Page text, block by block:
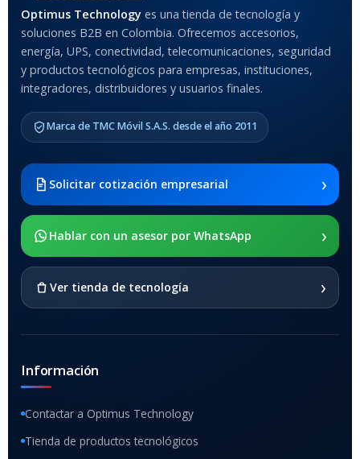
Anti-Shock
MODELO DE TABLETS
COMPATIBLES
2021 SM-x200 / Samsung
Galaxy Tab A8 10.5 2021 SM-
x205
SOPORTE DE APOYO
Optimus Technology es una tienda de tecnología y
soluciones B2B en Colombia. Ofrecemos accesorios,
energía, UPS, conectividad, telecomunicaciones, seguridad
y productos tecnológicos para empresas, instituciones,
integradores, distribuidores y usuarios finales.
Marca de TMC Móvil S.A.S. desde el año 2011
Solicitar cotización empresarial ›
Hablar con un asesor por WhatsApp ›
Ver tienda de tecnología ›
Información
Contactar a Optimus Technology
Tienda de productos tecnológicos